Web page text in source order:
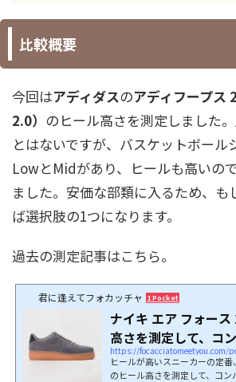
比較概要
今回はアディダスのアディフープス
2.0） のヒール高さを測定しました
とはないですが、バスケットボール
LowとMidがあり、ヒールも高いの
ました。安価な部類に入るため、も
ば選択肢の1つになります。
過去の測定記事はこちら。
君に逢えてフォカッチャ 1 Pocket
ナイキ エア フォー
高さを測定して、コ
ターと比...
https://focacciatomeetyou.com/
ヒールが高いスニーカーの定番
のヒール高さを測定して、コン